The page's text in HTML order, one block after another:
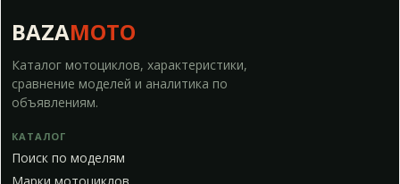
BAZAMOTO
Каталог мотоциклов, характеристики,
сравнение моделей и аналитика по
объявлениям.
КАТАЛОГ
Поиск по моделям